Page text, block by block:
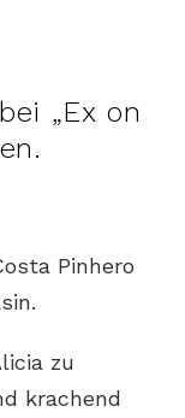
„Ex on
Pinhero
zu
krachend